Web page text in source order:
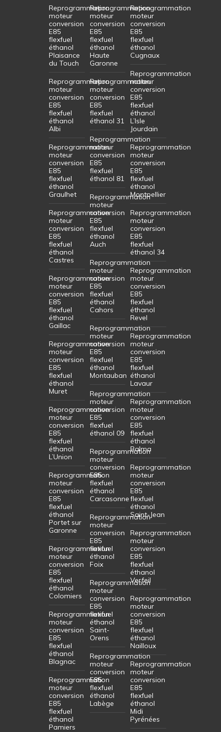
Reprogrammation
moteur
conversion
E85
flexfuel
éthanol
Plaisance
du Touch
Reprogrammation
moteur
conversion
E85
flexfuel
éthanol
Albi
Reprogrammation
moteur
conversion
E85
flexfuel
éthanol
Graulhet
Reprogrammation
moteur
conversion
E85
flexfuel
éthanol
Castres
Reprogrammation
moteur
conversion
E85
flexfuel
éthanol
Gaillac
Reprogrammation
moteur
conversion
E85
flexfuel
éthanol
Muret
Reprogrammation
moteur
conversion
E85
flexfuel
éthanol
L’Union
Reprogrammation
moteur
conversion
E85
flexfuel
éthanol
Portet sur
Garonne
Reprogrammation
moteur
conversion
E85
flexfuel
éthanol
Colomiers
Reprogrammation
moteur
conversion
E85
flexfuel
éthanol
Blagnac
Reprogrammation
moteur
conversion
E85
flexfuel
éthanol
Pamiers
Reprogrammation
moteur
conversion
E85
flexfuel
éthanol
Haute
Garonne
Reprogrammation
moteur
conversion
E85
flexfuel
éthanol 31
Reprogrammation
moteur
conversion
E85
flexfuel
éthanol 81
Reprogrammation
moteur
conversion
E85
flexfuel
éthanol
Auch
Reprogrammation
moteur
conversion
E85
flexfuel
éthanol
Cahors
Reprogrammation
moteur
conversion
E85
flexfuel
éthanol
Montauban
Reprogrammation
moteur
conversion
E85
flexfuel
éthanol 09
Reprogrammation
moteur
conversion
E85
flexfuel
éthanol
Carcasonne
Reprogrammation
moteur
conversion
E85
flexfuel
éthanol
Foix
Reprogrammation
moteur
conversion
E85
flexfuel
éthanol
Saint-
Orens
Reprogrammation
moteur
conversion
E85
flexfuel
éthanol
Labège
Reprogrammation
moteur
conversion
E85
flexfuel
éthanol
Cugnaux
Reprogrammation
moteur
conversion
E85
flexfuel
éthanol
L’Isle
Jourdain
Reprogrammation
moteur
conversion
E85
flexfuel
éthanol
Montpellier
Reprogrammation
moteur
conversion
E85
flexfuel
éthanol 34
Reprogrammation
moteur
conversion
E85
flexfuel
éthanol
Revel
Reprogrammation
moteur
conversion
E85
flexfuel
éthanol
Lavaur
Reprogrammation
moteur
conversion
E85
flexfuel
éthanol
Balma
Reprogrammation
moteur
conversion
E85
flexfuel
éthanol
Saint-Jean
Reprogrammation
moteur
conversion
E85
flexfuel
éthanol
Verfeil
Reprogrammation
moteur
conversion
E85
flexfuel
éthanol
Nailloux
Reprogrammation
moteur
conversion
E85
flexfuel
éthanol
Midi
Pyrénées